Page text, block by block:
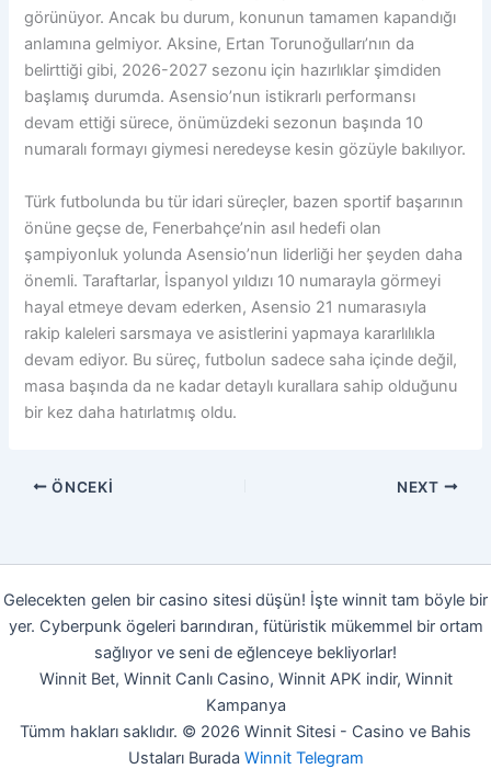
görünüyor. Ancak bu durum, konunun tamamen kapandığı
anlamına gelmiyor. Aksine, Ertan Torunoğulları’nın da
belirttiği gibi, 2026-2027 sezonu için hazırlıklar şimdiden
başlamış durumda. Asensio’nun istikrarlı performansı
devam ettiği sürece, önümüzdeki sezonun başında 10
numaralı formayı giymesi neredeyse kesin gözüyle bakılıyor.
Türk futbolunda bu tür idari süreçler, bazen sportif başarının
önüne geçse de, Fenerbahçe’nin asıl hedefi olan
şampiyonluk yolunda Asensio’nun liderliği her şeyden daha
önemli. Taraftarlar, İspanyol yıldızı 10 numarayla görmeyi
hayal etmeye devam ederken, Asensio 21 numarasıyla
rakip kaleleri sarsmaya ve asistlerini yapmaya kararlılıkla
devam ediyor. Bu süreç, futbolun sadece saha içinde değil,
masa başında da ne kadar detaylı kurallara sahip olduğunu
bir kez daha hatırlatmış oldu.
ÖNCEKI NEXT
Gelecekten gelen bir casino sitesi düşün! İşte winnit tam böyle bir
yer. Cyberpunk ögeleri barındıran, fütüristik mükemmel bir ortam
sağlıyor ve seni de eğlenceye bekliyorlar!
Winnit Bet, Winnit Canlı Casino, Winnit APK indir, Winnit
Kampanya
Tümm hakları saklıdır. © 2026 Winnit Sitesi - Casino ve Bahis
Ustaları Burada Winnit Telegram